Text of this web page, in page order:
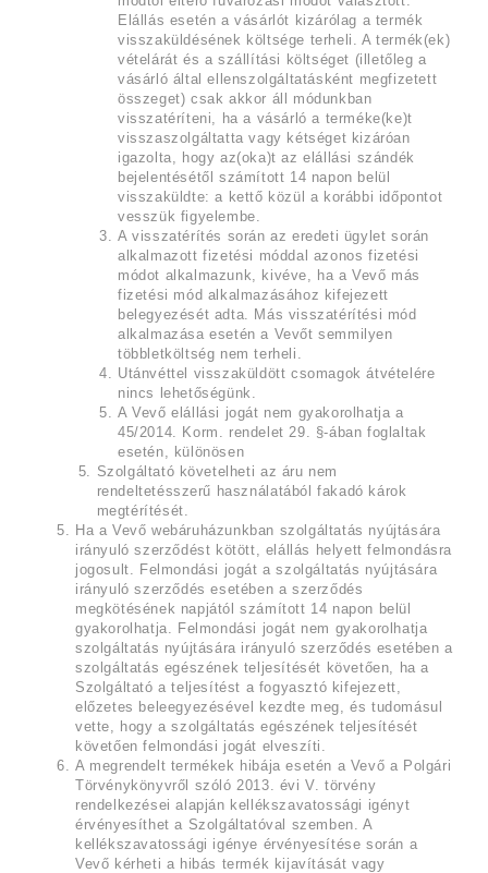
Elállás esetén a vásárlót kizárólag a termék
visszaküldésének költsége terheli. A termék(ek)
vételárát és a szállítási költséget (illetőleg a
vásárló által ellenszolgáltatásként megfizetett
összeget) csak akkor áll módunkban
visszatéríteni, ha a vásárló a terméke(ke)t
visszaszolgáltatta vagy kétséget kizáróan
igazolta, hogy az(oka)t az elállási szándék
bejelentésétől számított 14 napon belül
visszaküldte: a kettő közül a korábbi időpontot
vesszük figyelembe.
A visszatérítés során az eredeti ügylet során
alkalmazott fizetési móddal azonos fizetési
módot alkalmazunk, kivéve, ha a Vevő más
fizetési mód alkalmazásához kifejezett
belegyezését adta. Más visszatérítési mód
alkalmazása esetén a Vevőt semmilyen
többletköltség nem terheli.
Utánvéttel visszaküldött csomagok átvételére
nincs lehetőségünk.
A Vevő elállási jogát nem gyakorolhatja a
45/2014. Korm. rendelet 29. §-ában foglaltak
esetén, különösen
Szolgáltató követelheti az áru nem
rendeltetésszerű használatából fakadó károk
megtérítését.
Ha a Vevő webáruházunkban szolgáltatás nyújtására
irányuló szerződést kötött, elállás helyett felmondásra
jogosult. Felmondási jogát a szolgáltatás nyújtására
irányuló szerződés esetében a szerződés
megkötésének napjától számított 14 napon belül
gyakorolhatja. Felmondási jogát nem gyakorolhatja
szolgáltatás nyújtására irányuló szerződés esetében a
szolgáltatás egészének teljesítését követően, ha a
Szolgáltató a teljesítést a fogyasztó kifejezett,
előzetes beleegyezésével kezdte meg, és tudomásul
vette, hogy a szolgáltatás egészének teljesítését
követően felmondási jogát elveszíti.
A megrendelt termékek hibája esetén a Vevő a Polgári
Törvénykönyvről szóló 2013. évi V. törvény
rendelkezései alapján kellékszavatossági igényt
érvényesíthet a Szolgáltatóval szemben. A
kellékszavatossági igénye érvényesítése során a
Vevő kérheti a hibás termék kijavítását vagy